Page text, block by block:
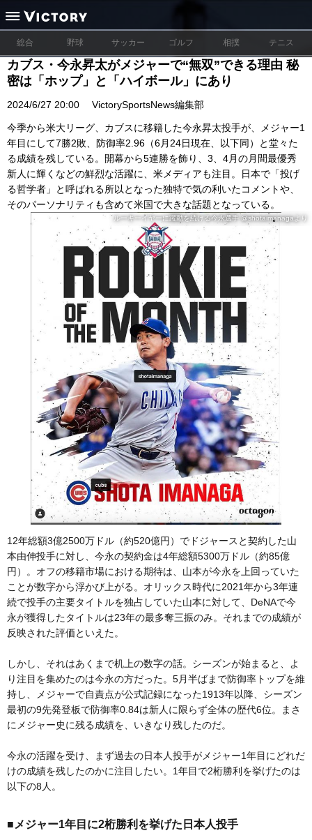
総合 野球 サッカー ゴルフ 相撲 テニス
カブス・今永昇太がメジャーで“無双”できる理由 秘
密は「ホップ」と「ハイボール」にあり
2024/6/27 20:00 VictorySportsNews編集部
今季から米大リーグ、カブスに移籍した今永昇太投手が、メジャー1
年目にして7勝2敗、防御率2.96（6月24日現在、以下同）と堂々た
る成績を残している。開幕から5連勝を飾り、3、4月の月間最優秀
新人に輝くなどの鮮烈な活躍に、米メディアも注目。日本で「投げ
る哲学者」と呼ばれる所以となった独特で気の利いたコメントや、
そのパーソナリティも含めて米国で大きな話題となっている。
ルーキーイヤーに躍動を続ける今永選手 @shotaimanagaより
12年総額3億2500万ドル（約520億円）でドジャースと契約した山
本由伸投手に対し、今永の契約金は4年総額5300万ドル（約85億
円）。オフの移籍市場における期待は、山本が今永を上回っていた
ことが数字から浮かび上がる。オリックス時代に2021年から3年連
続で投手の主要タイトルを独占していた山本に対して、DeNAで今
永が獲得したタイトルは23年の最多奪三振のみ。それまでの成績が
反映された評価といえた。
しかし、それはあくまで机上の数字の話。シーズンが始まると、よ
り注目を集めたのは今永の方だった。5月半ばまで防御率トップを維
持し、メジャーで自責点が公式記録になった1913年以降、シーズン
最初の9先発登板で防御率0.84は新人に限らず全体の歴代6位。まさ
にメジャー史に残る成績を、いきなり残したのだ。
今永の活躍を受け、まず過去の日本人投手がメジャー1年目にどれだ
けの成績を残したのかに注目したい。1年目で2桁勝利を挙げたのは
以下の8人。
■メジャー1年目に2桁勝利を挙げた日本人投手